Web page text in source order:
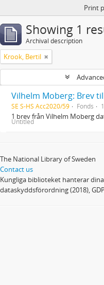
Print
Showing 1
Archival description
Krook, Bertil
Vilhelm Moberg: Brev
SE S-HS Acc2020/59 Fonds
1 brev från Vilhelm Moberg
Untitled
The National Library of Sweden
Contact us
Kungliga biblioteket hanterar
dataskyddsförordning (2018),